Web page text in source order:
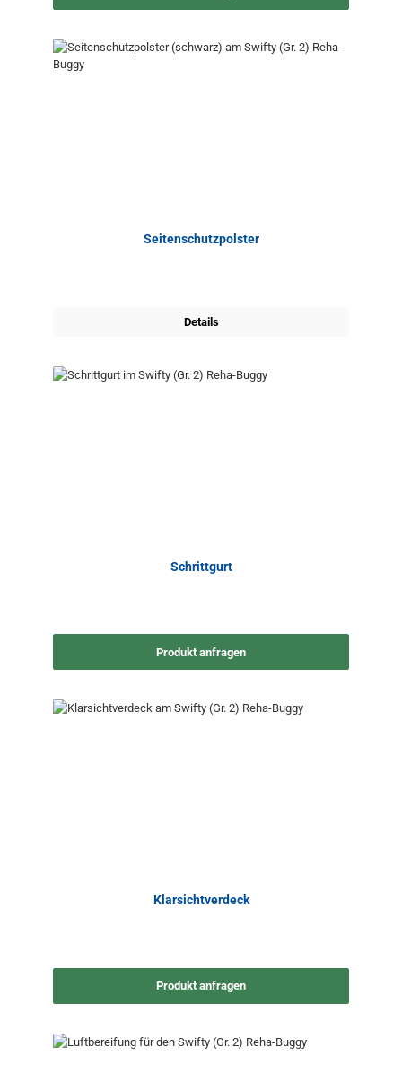
Seitenschutzpolster
Details
Schrittgurt
Produkt anfragen
Klarsichtverdeck
Produkt anfragen